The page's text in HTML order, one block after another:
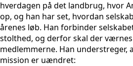
hverdagen på det landbrug, hvor
op, og han har set, hvordan
årenes løb. Han forbinder
stolthed, og derfor skal der
medlemmerne. Han understreger,
mission er uændret: